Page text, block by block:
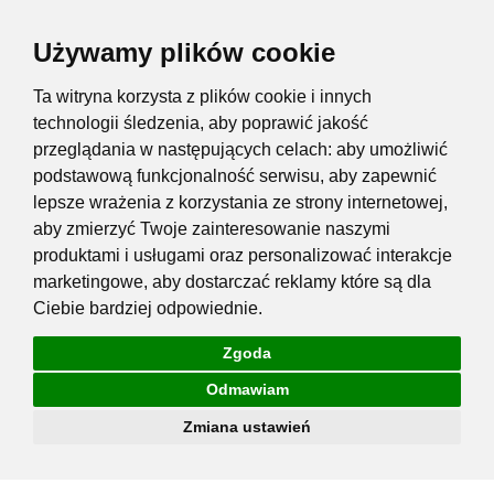
Używamy plików cookie
Ta witryna korzysta z plików cookie i innych
technologii śledzenia, aby poprawić jakość
przeglądania w następujących celach: aby umożliwić
podstawową funkcjonalność serwisu, aby zapewnić
lepsze wrażenia z korzystania ze strony internetowej,
aby zmierzyć Twoje zainteresowanie naszymi
produktami i usługami oraz personalizować interakcje
marketingowe, aby dostarczać reklamy które są dla
Ciebie bardziej odpowiednie.
Zgoda
Odmawiam
Zmiana ustawień